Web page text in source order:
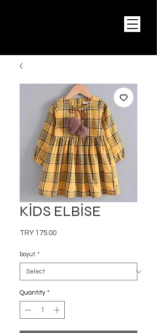
KİDS ELBİSE
TRY 175.00Price
boyut *
Quantity *